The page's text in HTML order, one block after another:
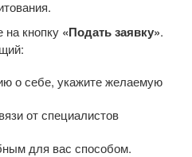
кнопку «Подать заявку».
о себе, укажите желаемую
от специалистов
для вас способом.